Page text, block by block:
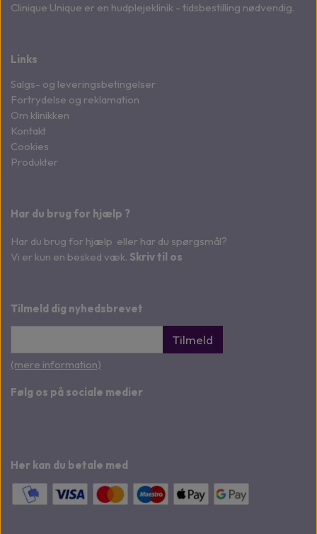
Clinique Unique er en hudplejeklinik - tidsbestilling nødvendig.
Links
Salgs- og leveringsbetingelser
Fortrydelse og reklamation
Om klinikken
Kontakt
Cookies
Produkter
Har du brug for hjælp ?
Har du brug for hjælp eller har du spørgsmål?
Vi er kun en besked væk. Skriv til os
Tilmeld dig nyhedsbrevet
Tilmeld
(mere information)
Følg os på sociale medier
Her kan du betale med